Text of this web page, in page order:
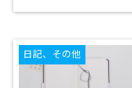
日記、その他